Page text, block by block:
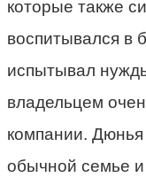
которые также
воспитывался в
испытывал
владельцем
компании.
обычной семье и